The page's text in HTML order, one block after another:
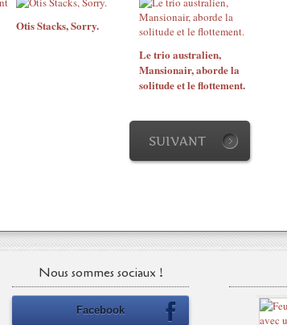
Otis Stacks, Sorry.
Le trio australien,
Mansionair, aborde la
solitude et le flottement.
SUIVANT
Nous sommes sociaux !
Facebook